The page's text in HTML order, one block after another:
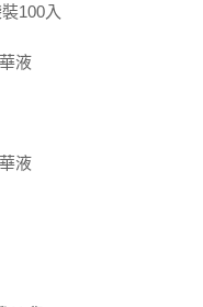
100入
液
液